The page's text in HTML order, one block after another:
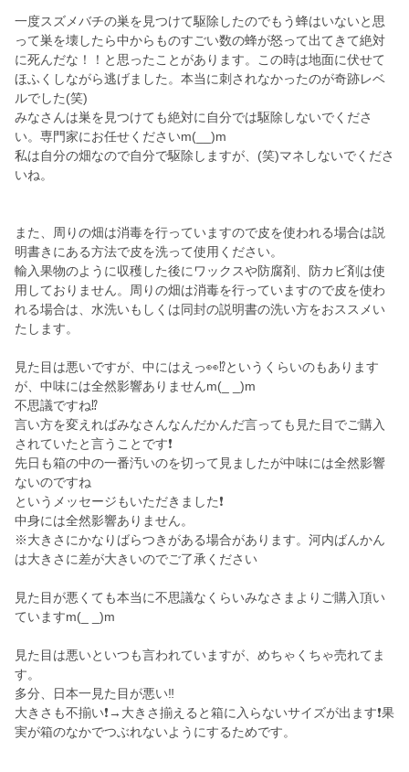
一度スズメバチの巣を見つけて駆除したのでもう蜂はいないと思
って巣を壊したら中からものすごい数の蜂が怒って出てきて絶対
に死んだな！！と思ったことがあります。この時は地面に伏せて
ほふくしながら逃げました。本当に刺されなかったのが奇跡レベ
ルでした(笑)
みなさんは巣を見つけても絶対に自分では駆除しないでくださ
い。専門家にお任せくださいm(__)m
私は自分の畑なので自分で駆除しますが、(笑)マネしないでくださ
いね。
また、周りの畑は消毒を行っていますので皮を使われる場合は説
明書きにある方法で皮を洗って使用ください。
輸入果物のように収穫した後にワックスや防腐剤、防カビ剤は使
用しておりません。周りの畑は消毒を行っていますので皮を使わ
れる場合は、水洗いもしくは同封の説明書の洗い方をおススメい
たします。
見た目は悪いですが、中にはえっ👀⁉️というくらいのもあります
が、中味には全然影響ありませんm(_ _)m
不思議ですね⁉️
言い方を変えればみなさんなんだかんだ言っても見た目でご購入
されていたと言うことです❗
先日も箱の中の一番汚いのを切って見ましたが中味には全然影響
ないのですね
というメッセージもいただきました❗
中身には全然影響ありません。
※大きさにかなりばらつきがある場合があります。河内ばんかん
は大きさに差が大きいのでご了承ください
見た目が悪くても本当に不思議なくらいみなさまよりご購入頂い
ていますm(_ _)m
見た目は悪いといつも言われていますが、めちゃくちゃ売れてま
す。
多分、日本一見た目が悪い‼️
大きさも不揃い❗→大きさ揃えると箱に入らないサイズが出ます❗果
実が箱のなかでつぶれないようにするためです。